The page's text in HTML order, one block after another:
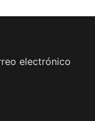
electrónico